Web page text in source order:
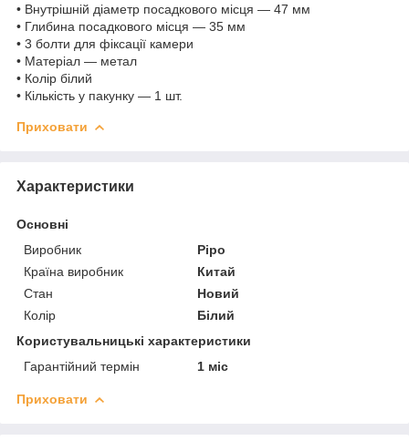
• Внутрішній діаметр посадкового місця — 47 мм
• Глибина посадкового місця — 35 мм
• 3 болти для фіксації камери
• Матеріал — метал
• Колір білий
• Кількість у пакунку — 1 шт.
Приховати
Характеристики
Основні
Виробник
Pipo
Країна виробник
Китай
Стан
Новий
Колір
Білий
Користувальницькі характеристики
Гарантійний термін
1 міс
Приховати